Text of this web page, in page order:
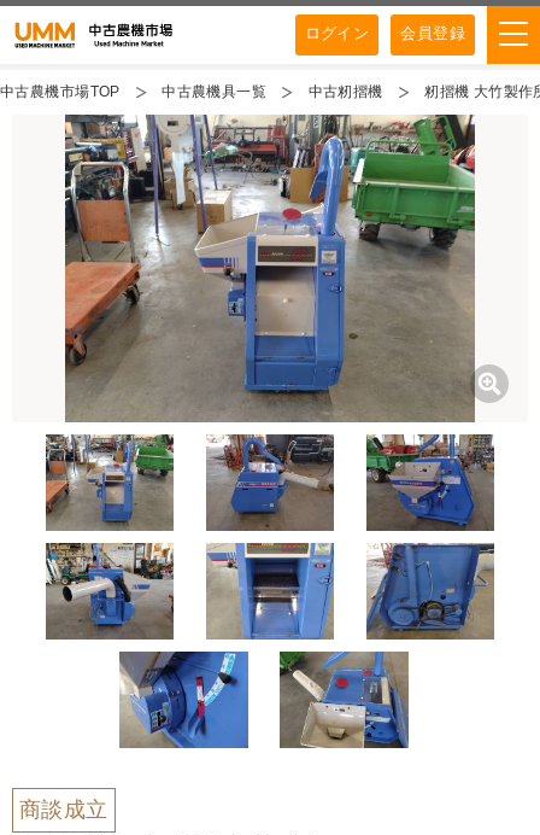
ログイン 会員登録
中古農機市場TOP 中古農機具一覧 中古籾摺機 籾摺機 大竹製作
商談成立